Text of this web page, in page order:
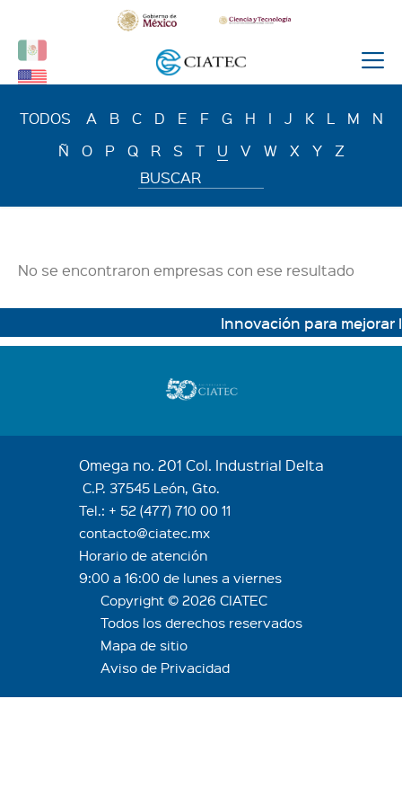
TODOS A B C D E F G H I J K L M
N
Ñ
O P Q R S T U V W X Y Z
No se encontraron empresas con ese resultado
Innovación para mejorar
Omega no. 201 Col. Industrial Delta
C.P. 37545 León, Gto.
Tel.: + 52 (477) 710 00 11
contacto@ciatec.mx
Horario de atención
9:00 a 16:00 de lunes a viernes
Copyright © 2026 CIATEC
Todos los derechos reservados
Mapa de sitio
Aviso de Privacidad